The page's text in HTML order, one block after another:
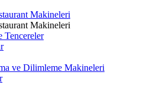
Makineleri
Makineleri
Tencereler
ve Dilimleme Makineleri